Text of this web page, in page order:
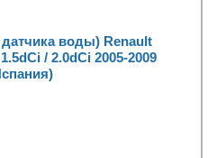
воды) Renault
/ 2.0dCi 2005-2009